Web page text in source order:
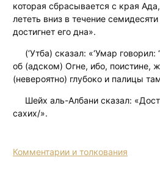
которая сбрасывается с края
лететь вниз в течение
достигнет его дна».
(‘Утба) сказал: «‘Умар
об (адском) Огне, ибо, поистине,
(невероятно) глубоко и палицы
Шейх аль-Албани сказал:
сахих/».
Комментарии и толкования